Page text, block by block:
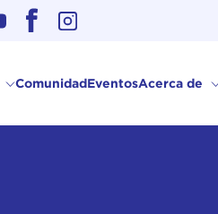
ComunidadEventosAcerca de